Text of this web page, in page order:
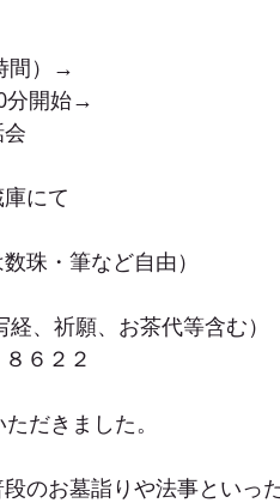
間）→
分開始→
にて
珠・筆など自由）
経、祈願、お茶代等含む）
６２２
だきました。
のお墓詣りや法事といっ